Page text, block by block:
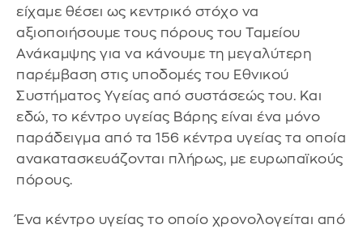
είχαμε θέσει ως κεντρικό στόχο να
αξιοποιήσουμε τους πόρους του Ταμείου
Ανάκαμψης για να κάνουμε τη μεγαλύτερη
παρέμβαση στις υποδομές του Εθνικού
Συστήματος Υγείας από συστάσεώς του. Και
εδώ, το κέντρο υγείας Βάρης είναι ένα μόνο
παράδειγμα από τα 156 κέντρα υγείας τα οποία
ανακατασκευάζονται πλήρως, με ευρωπαϊκούς
πόρους.
Ένα κέντρο υγείας το οποίο χρονολογείται από